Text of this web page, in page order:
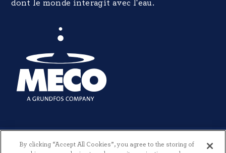
dont le monde interagit avec l'eau.
By clicking “Accept All Cookies”, you agree to the storing of